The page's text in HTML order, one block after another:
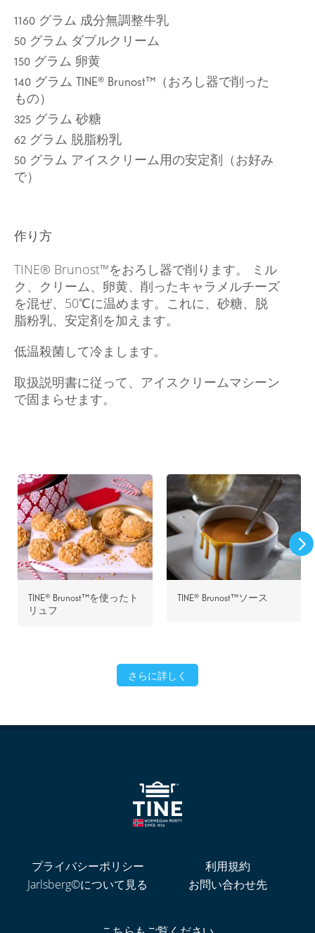
1160 グラム 成分無調整牛乳
50 グラム ダブルクリーム
150 グラム 卵黄
140 グラム TINE® Brunost™（おろし器で削った
もの）
325 グラム 砂糖
62 グラム 脱脂粉乳
50 グラム アイスクリーム用の安定剤（お好み
で）
作り方
TINE® Brunost™をおろし器で削ります。 ミル
ク、クリーム、卵黄、削ったキャラメルチーズ
を混ぜ、50℃に温めます。これに、砂糖、脱
脂粉乳、安定剤を加えます。
低温殺菌して冷まします。
取扱説明書に従って、アイスクリームマシーン
で固まらせます。
TINE® Brunost™を使ったト
リュフ
TINE® Brunost™ソース
さらに詳しく
プライバシーポリシー
Jarlsberg©について見る
利用規約
お問い合わせ先